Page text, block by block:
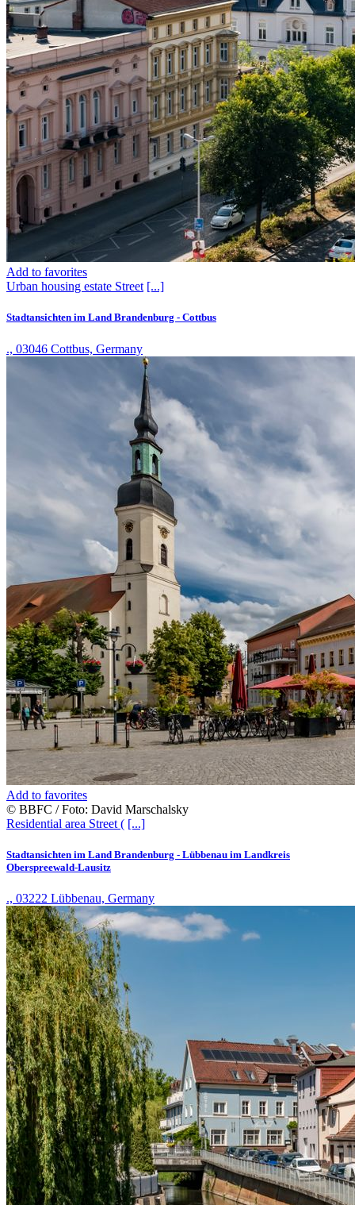
Add to favorites
Urban housing estate Street [...]
Stadtansichten im Land Brandenburg - Cottbus
., 03046 Cottbus, Germany
Add to favorites
© BBFC / Foto: David Marschalsky
Residential area Street ( [...]
Stadtansichten im Land Brandenburg - Lübbenau im Landkreis
Oberspreewald-Lausitz
., 03222 Lübbenau, Germany